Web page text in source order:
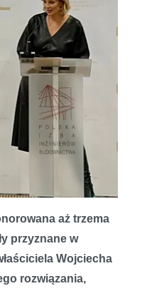
aż trzema
przyznane w
Wojciecha
rozwiązania,